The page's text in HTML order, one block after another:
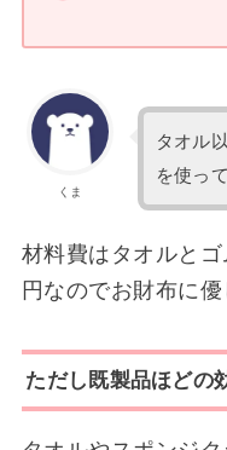
くま
タオル
を使っ
材料費はタオルと
円なのでお財布に優
ただし既製品ほどの